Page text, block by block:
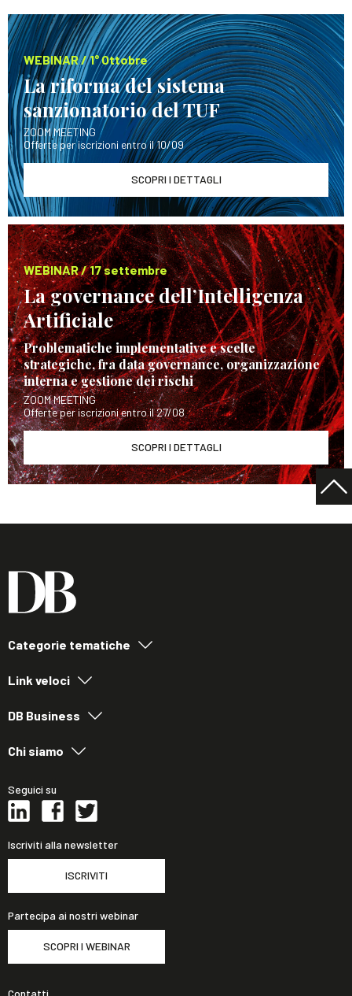
WEBINAR / 1° Ottobre
La riforma del sistema
sanzionatorio del TUF
ZOOM MEETING
Offerte per iscrizioni entro il 10/09
SCOPRI I DETTAGLI
WEBINAR / 17 settembre
La governance dell’Intelligenza
Artificiale
Problematiche implementative e scelte
strategiche, fra data governance, organizzazione
interna e gestione dei rischi
ZOOM MEETING
Offerte per iscrizioni entro il 27/08
SCOPRI I DETTAGLI
Categorie tematiche
Link veloci
DB Business
Chi siamo
Seguici su
Iscriviti alla newsletter
ISCRIVITI
Partecipa ai nostri webinar
SCOPRI I WEBINAR
Contatti